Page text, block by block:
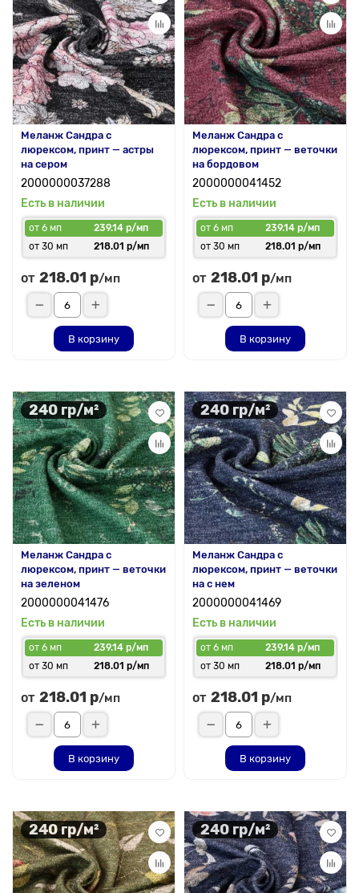
Меланж Сандра с
люрексом, принт — астры
на сером
2000000037288
Есть в наличии
от 6 мп
239.14 р/мп
от 30 мп
218.01 р/мп
от 218.01 р/мп
В корзину
Меланж Сандра с
люрексом, принт — веточки
на бордовом
2000000041452
Есть в наличии
от 6 мп
239.14 р/мп
от 30 мп
218.01 р/мп
от 218.01 р/мп
В корзину
240 гр/м²
Меланж Сандра с
люрексом, принт — веточки
на зеленом
2000000041476
Есть в наличии
от 6 мп
239.14 р/мп
от 30 мп
218.01 р/мп
от 218.01 р/мп
В корзину
240 гр/м²
Меланж Сандра с
люрексом, принт — веточки
на с нем
2000000041469
Есть в наличии
от 6 мп
239.14 р/мп
от 30 мп
218.01 р/мп
от 218.01 р/мп
В корзину
240 гр/м² 240 гр/м²